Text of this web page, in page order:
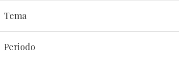
Tema
Periodo